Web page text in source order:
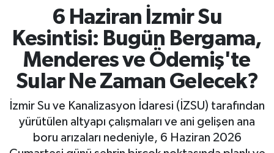
6 Haziran İzmir Su
Kesintisi: Bugün Bergama,
Menderes ve Ödemiş'te
Sular Ne Zaman Gelecek?
İzmir Su ve Kanalizasyon İdaresi (İZSU) tarafından
yürütülen altyapı çalışmaları ve ani gelişen ana
boru arızaları nedeniyle, 6 Haziran 2026